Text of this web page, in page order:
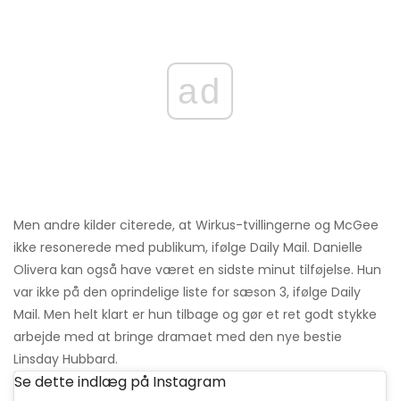
ad
Men andre kilder citerede, at Wirkus-tvillingerne og McGee
ikke resonerede med publikum, ifølge Daily Mail. Danielle
Olivera kan også have været en sidste minut tilføjelse. Hun
var ikke på den oprindelige liste for sæson 3, ifølge Daily
Mail. Men helt klart er hun tilbage og gør et ret godt stykke
arbejde med at bringe dramaet med den nye bestie
Linsday Hubbard.
Se dette indlæg på Instagram